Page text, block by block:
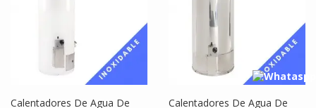
Calentadores De Agua De
Calentadores De Agua De